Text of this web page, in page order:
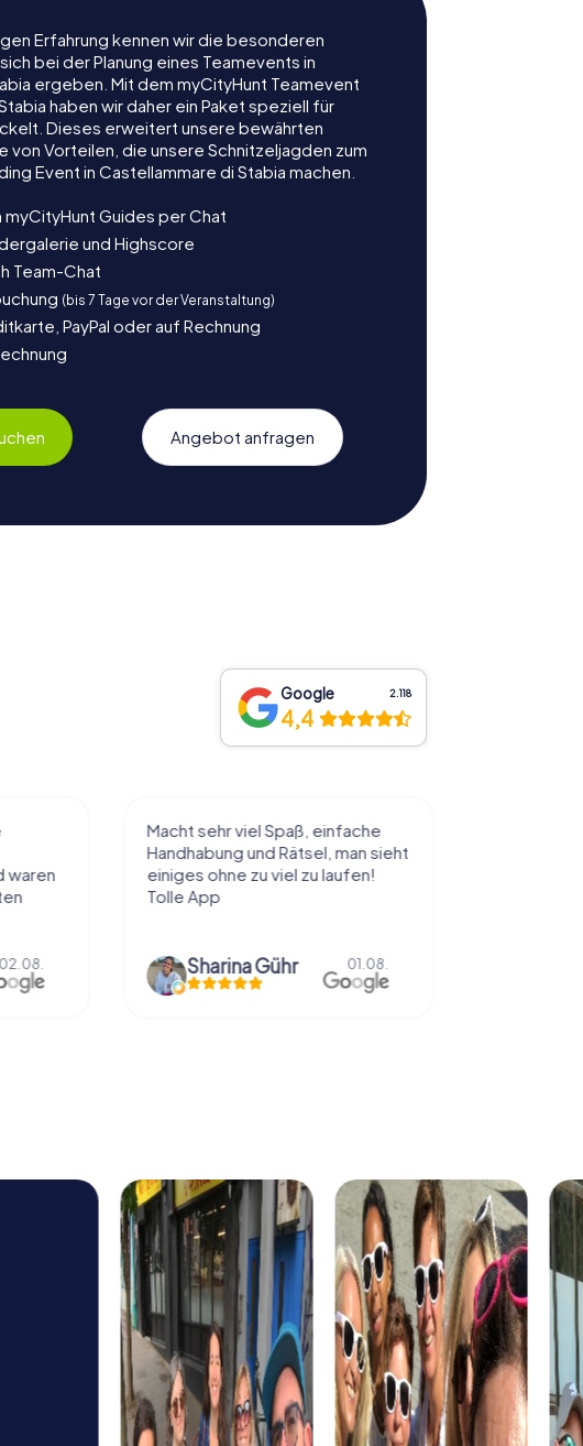
Erfahrung kennen wir die besonderen
bei der Planung eines Teamevents in
ergeben. Mit dem myCityHunt Teamevent
haben wir daher ein Paket speziell für
Dieses erweitert unsere bewährten
von Vorteilen, die unsere Schnitzeljagden zum
Event in Castellammare di Stabia machen.
Guides per Chat
und Highscore
Team-Chat
(bis 7 Tage vor der Veranstaltung)
PayPal oder auf Rechnung
Angebot anfragen
Google 2.118
4,4
sehr viel Spaß, einfache
und Rätsel, man sieht
ohne zu viel zu laufen!
App
Sharina Gühr 01.08.
Sehr schöne Idee die Stadt auf
diese Art kennenzulernen. Alles
nach eigenem Tempo und